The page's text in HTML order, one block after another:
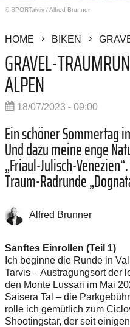
© SPORTaktiv /Alfred Brunner
HOME BIKEN
GRAVEL-
ALPEN
18/07/2023 - 09:00
Ein schöner Sommertag
Und dazu meine enge
„Friaul-Julisch-
Traum-Radrunde „
Alfred Brunner
Sanftes Einrollen (Teil 1)
Ich beginne die Runde in
Tarvis – Austragungsort der
den Monte Lussari im Mai
Saisera Tal – die
rolle ich gemütlich zum
Shootingstar, der seit